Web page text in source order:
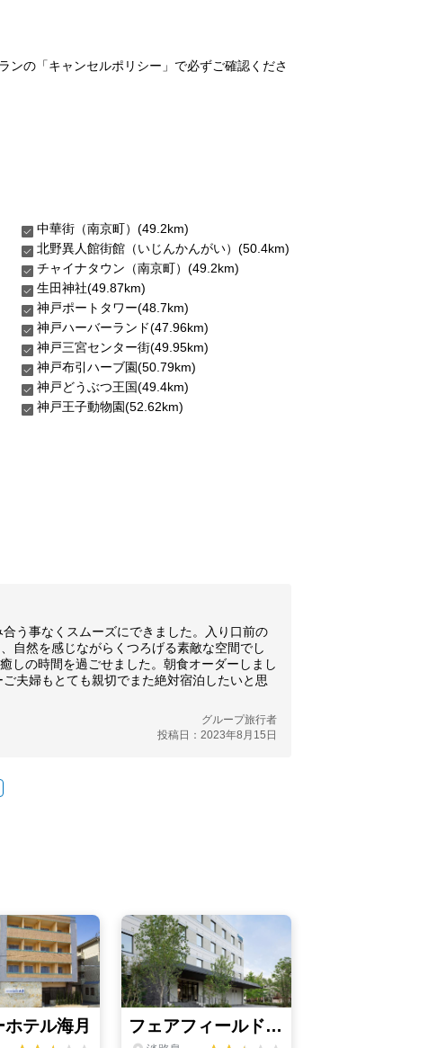
ンの「キャンセルポリシー」で必ずご確認くださ
中華街（南京町）(49.2km)
北野異人館街館（いじんかんがい）(50.4km)
チャイナタウン（南京町）(49.2km)
生田神社(49.87km)
神戸ポートタワー(48.7km)
神戸ハーバーランド(47.96km)
神戸三宮センター街(49.95km)
神戸布引ハーブ園(50.79km)
神戸どうぶつ王国(49.4km)
神戸王子動物園(52.62km)
う事なくスムーズにできました。入り口前の
自然を感じながらくつろげる素敵な空間でし
しの時間を過ごせました。朝食オーダーしまし
夫婦もとても親切でまた絶対宿泊したいと思
グループ旅行者
投稿日：2023年8月15日